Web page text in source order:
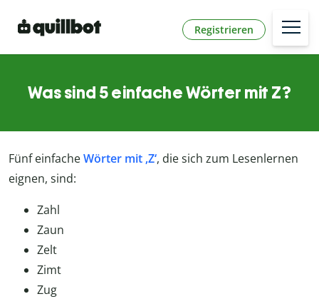
Registrieren
Was sind 5 einfache Wörter mit Z?
Fünf einfacheWörter mit ‚Z‘, die sich zum Lesenlernen
eignen, sind:
Zahl
Zaun
Zelt
Zimt
Zug